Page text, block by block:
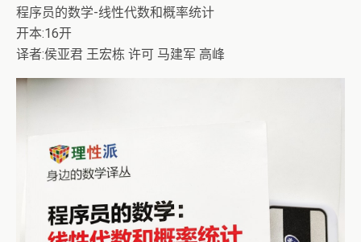
程序员的数学-线性代数和概率统计
开本:16开
译者:侯亚君 王宏栋 许可 马建军 高峰